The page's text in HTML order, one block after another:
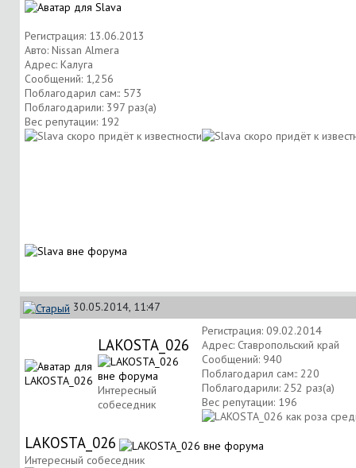
Регистрация: 13.06.2013
Авто: Nissan Almera
Адрес: Калуга
Сообщений: 1,256
Поблагодарил сам:: 573
Поблагодарили: 397 раз(а)
Вес репутации: 192
30.05.2014, 11:47
LAKOSTA_026
Интересный
собеседник
Регистрация: 09.02.2014
Адрес: Ставропольский край
Сообщений: 940
Поблагодарил сам:: 220
Поблагодарили: 252 раз(а)
Вес репутации: 196
LAKOSTA_026
Интересный собеседник